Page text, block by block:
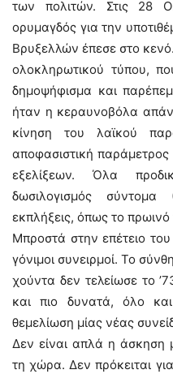
των πολιτών. Στις 28
ορυμαγδός για την
Βρυξελλών έπεσε στο
ολοκληρωτικού τύπου,
δημοψήφισμα και
ήταν η κεραυνοβόλα
κίνηση του λαϊκού
αποφασιστική
εξελίξεων. Όλα
δωσιλογισμός
εκπλήξεις, όπως το
Μπροστά στην επέτειο
γόνιμοι συνειρμοί. Το
χούντα δεν τελείωσε το
και πιο δυνατά, όλο
θεμελίωση μίας νέας
Δεν είναι απλά η άσκηση
τη χώρα. Δεν πρόκειται